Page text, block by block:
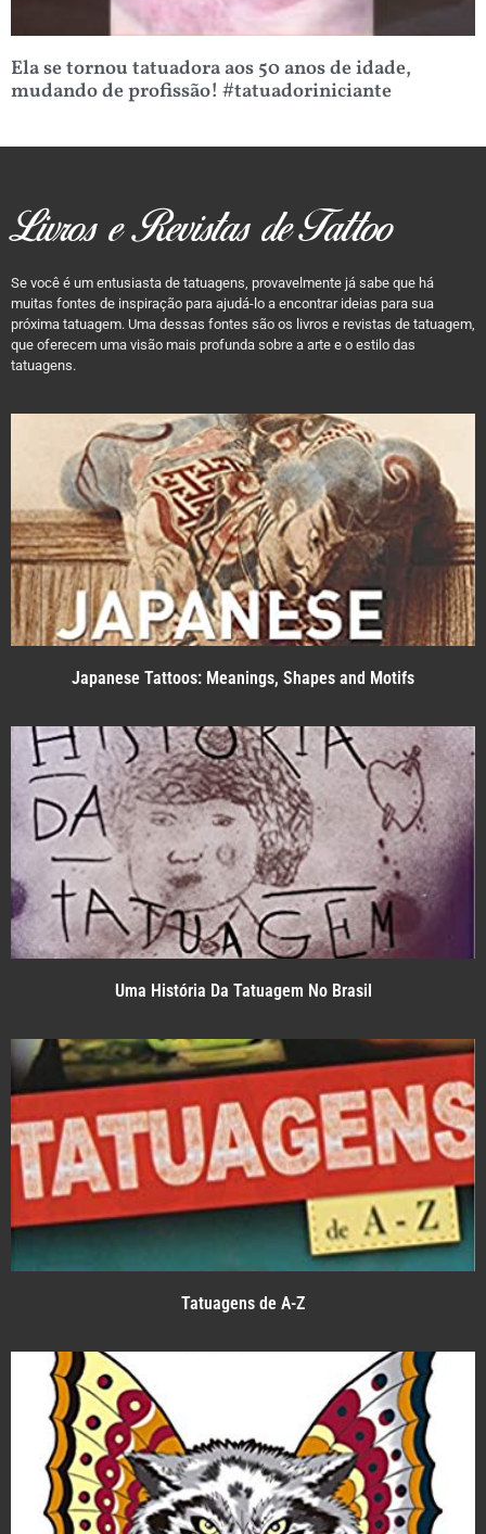
Ela se tornou tatuadora aos 50 anos de idade,
mudando de profissão! #tatuadoriniciante
Livros e Revistas de Tattoo
Se você é um entusiasta de tatuagens, provavelmente já sabe que há
muitas fontes de inspiração para ajudá-lo a encontrar ideias para sua
próxima tatuagem. Uma dessas fontes são os livros e revistas de tatuagem,
que oferecem uma visão mais profunda sobre a arte e o estilo das
tatuagens.
Japanese Tattoos: Meanings, Shapes and Motifs
Uma História Da Tatuagem No Brasil
Tatuagens de A-Z